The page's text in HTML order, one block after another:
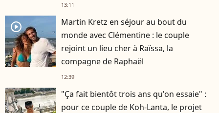
13:11
player2
Martin Kretz en séjour au bout du
monde avec Clémentine : le couple
rejoint un lieu cher à Raïssa, la
compagne de Raphaël
12:39
"Ça fait bientôt trois ans qu'on essaie" :
pour ce couple de Koh-Lanta, le projet